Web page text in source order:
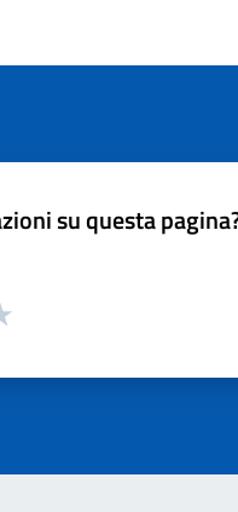
su questa